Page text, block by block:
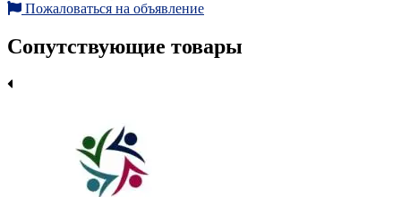
Пожаловаться на объявление
Сопутствующие товары